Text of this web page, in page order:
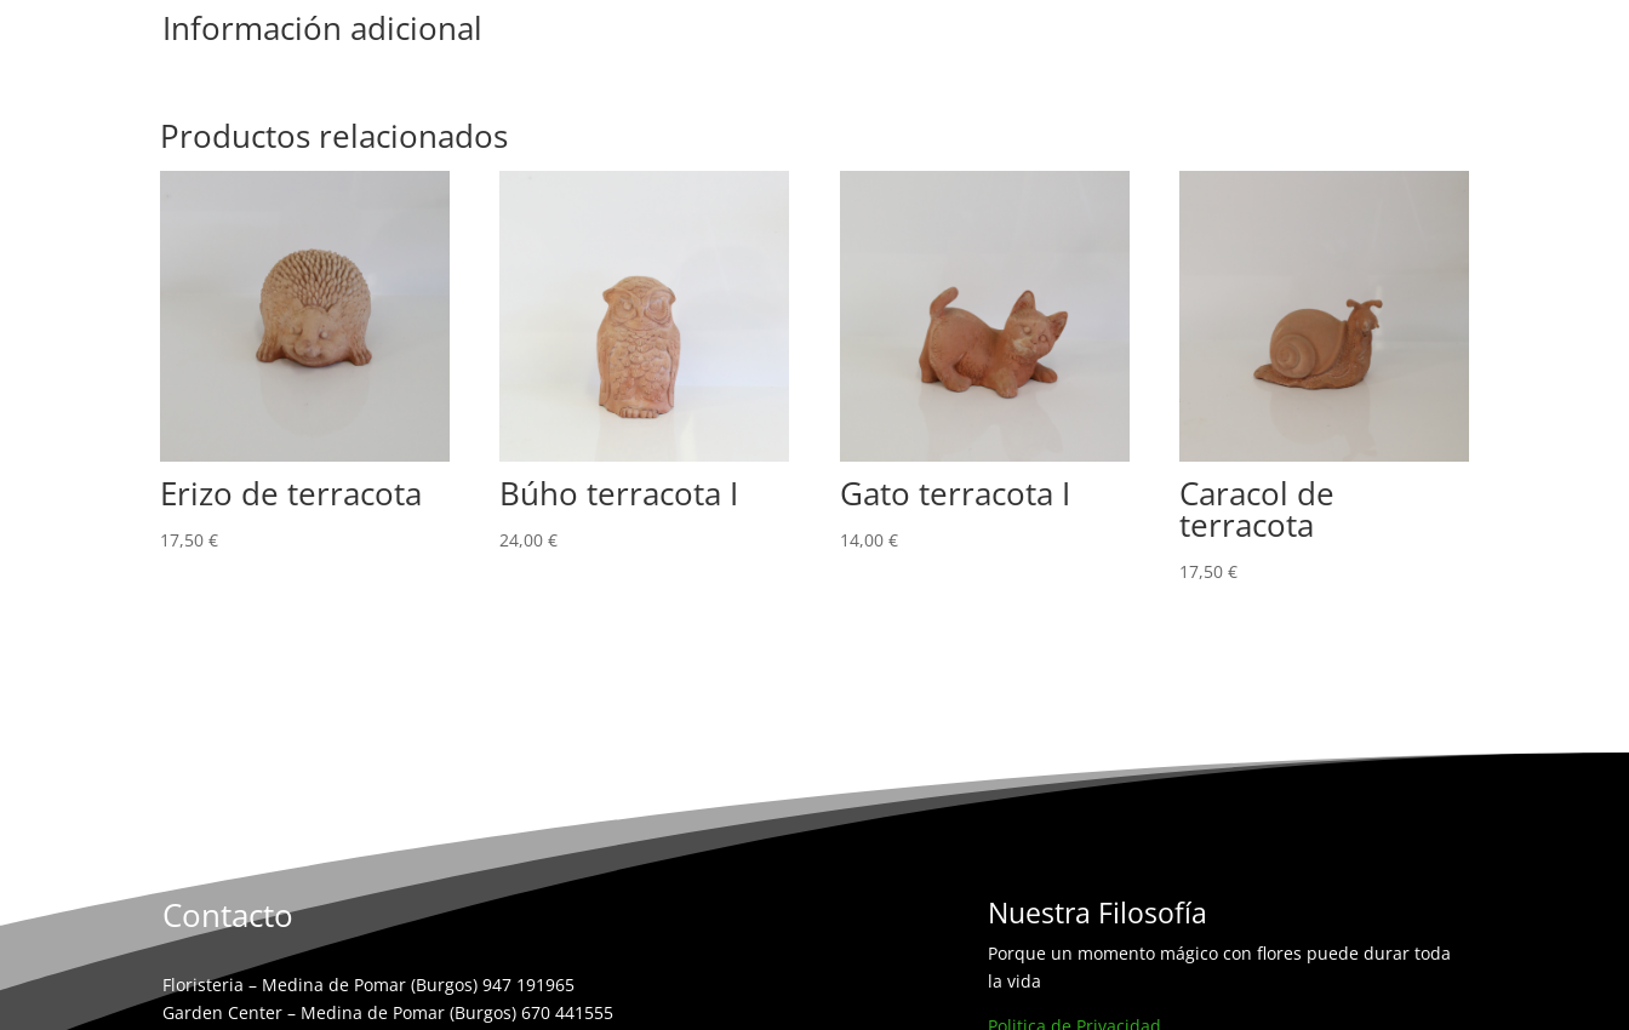
Información adicional
Productos relacionados
Erizo de terracota
17,50 €
Búho terracota I
24,00€
Gato terracota I
14,00 €
Caracol de
terracota
17,50 €
Contacto
Floristeria – Medina de Pomar (Burgos) 947 191965
Garden Center – Medina de Pomar (Burgos) 670 441555
Nuestra Filosofía
Porque un momento mágico con flores puede durar toda
la vida